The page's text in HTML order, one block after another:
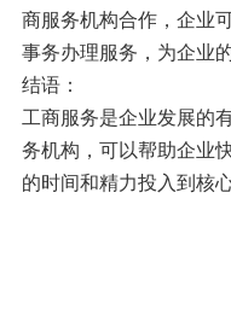
商服务机构合作，企业
事务办理服务，为企业
结语：
工商服务是企业发展的
务机构，可以帮助企业
的时间和精力投入到核